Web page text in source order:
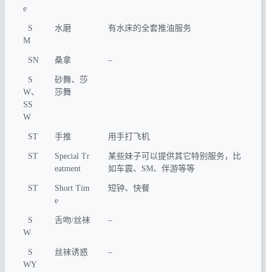
e
S
M
水磨 有水床的全套推油服务
SN 桑拿 –
S
W、
SS
W
砂舞、莎
莎舞
ST 手推 用手打飞机
ST
Special Tr
eatment
某些妹子可以提供其它特别服务，比
如车震、SM、伴游等等
ST
Short Tim
e
短钟、快餐
S
W
舌吻/丝袜 –
S
WY
丝袜诱惑 –